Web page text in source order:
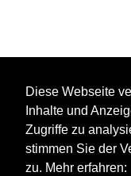
Diese Webseite
Inhalte und
Zugriffe zu
stimmen Sie der
zu. Mehr erfahren: